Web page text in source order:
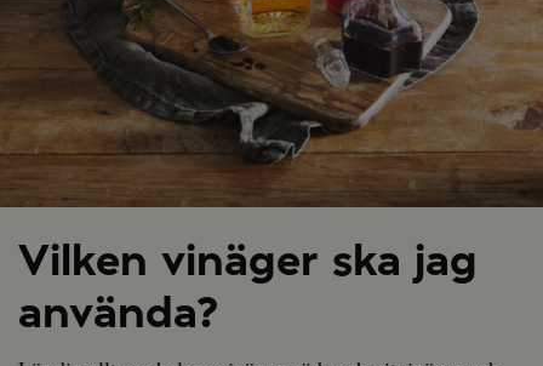
Vilken vinäger ska jag
använda?